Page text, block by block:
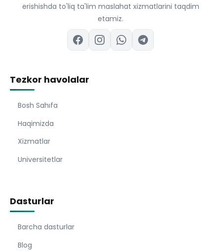
erishishda to'liq ta'lim maslahat xizmatlarini taqdim
etamiz.
Tezkor havolalar
Bosh Sahıfa
Haqimizda
Xizmatlar
Universitetlar
Dasturlar
Barcha dasturlar
Blog